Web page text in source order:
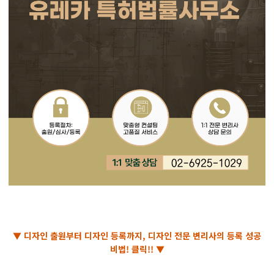
▼ 디자인 출원부터 디자인 등록까지, 디자인 전문 변리사의 등록 성공
비법! 클릭!! ▼